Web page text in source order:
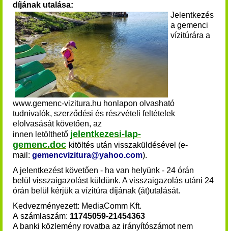
díjának utalása:
Jelentkezés
a gemenci
vízitúrára a
www.gemenc-vizitura.hu honlapon olvasható
tudnivalók, szerződési és részvételi feltételek
elolvasását követően, az
innen letölthető jelentkezesi-lap-
gemenc.doc kitöltés után visszaküldésével (e-
mail: gemencvizitura@yahoo.com).
A jelentkezést követően - ha van helyünk - 24 órán
belül visszaigazolást küldünk. A visszaigazolás utáni 24
órán belül kérjük a vízitúra díjának (át)utalását.
Kedvezményezett: MediaComm Kft.
A számlaszám: 11745059-21454363
A banki közlemény rovatba az irányítószámot nem